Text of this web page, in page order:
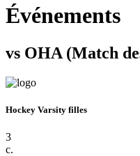
Événements
vs OHA (Match
Hockey Varsity filles
3
c.